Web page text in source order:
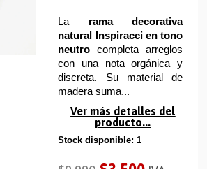
La rama decorativa
natural Inspiracci en tono
neutro completa arreglos
con una nota orgánica y
discreta. Su material de
madera suma...
Ver más detalles del
producto...
Stock disponible: 1